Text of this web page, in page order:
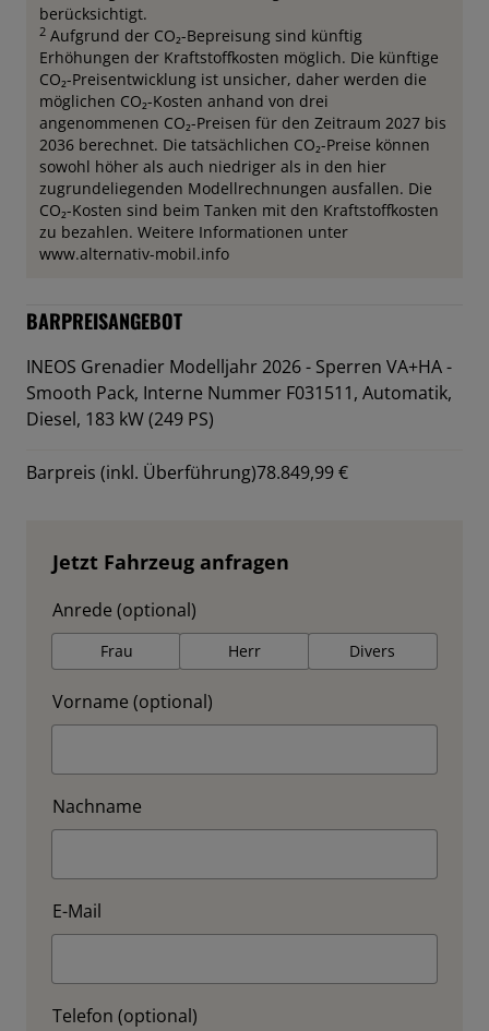
berücksichtigt.
2 Aufgrund der CO₂-Bepreisung sind künftig
Erhöhungen der Kraftstoffkosten möglich. Die künftige
CO₂-Preisentwicklung ist unsicher, daher werden die
möglichen CO₂-Kosten anhand von drei
angenommenen CO₂-Preisen für den Zeitraum 2027 bis
2036 berechnet. Die tatsächlichen CO₂-Preise können
sowohl höher als auch niedriger als in den hier
zugrundeliegenden Modellrechnungen ausfallen. Die
CO₂-Kosten sind beim Tanken mit den Kraftstoffkosten
zu bezahlen. Weitere Informationen unter
www.alternativ-mobil.info
BARPREISANGEBOT
INEOS Grenadier Modelljahr 2026 - Sperren VA+HA -
Smooth Pack, Interne Nummer F031511, Automatik,
Diesel, 183 kW (249 PS)
Barpreis (inkl. Überführung)78.849,99 €
Jetzt Fahrzeug anfragen
Anrede (optional)
Frau Herr Divers
Vorname (optional)
Nachname
E-Mail
Telefon (optional)